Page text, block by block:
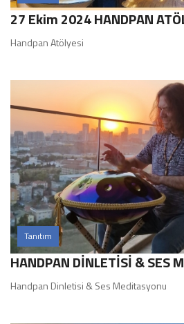
27 Ekim 2024 HANDPAN
Handpan Atölyesi
Tanıtım
HANDPAN DİNLETİSİ & SES
Handpan Dinletisi & Ses Meditasyonu